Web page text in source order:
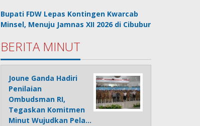
Bupati FDW Lepas Kontingen Kwarcab
Minsel, Menuju Jamnas XII 2026 di Cibubur
BERITA MINUT
Joune Ganda Hadiri
Penilaian
Ombudsman RI,
Tegaskan Komitmen
Minut Wujudkan Pela…